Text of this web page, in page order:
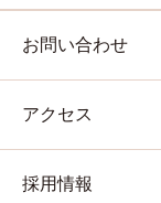
お問い合わせ
アクセス
採用情報